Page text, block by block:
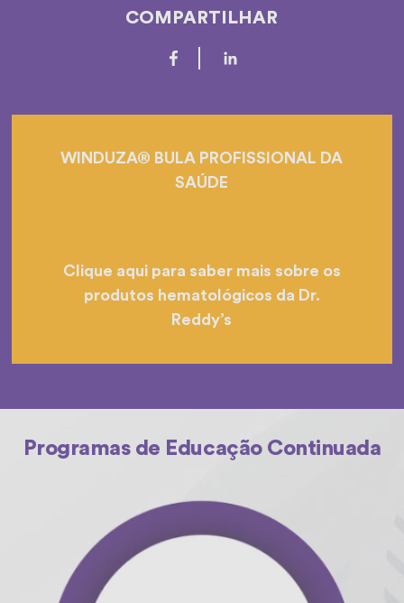
COMPARTILHAR
WINDUZA® BULA PROFISSIONAL DA
SAÚDE
Clique aqui para saber mais sobre os
produtos hematológicos da Dr.
Reddy’s
Programas de Educação Continuada